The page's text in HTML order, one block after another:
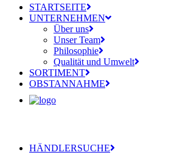
STARTSEITE
UNTERNEHMEN
Über uns
Unser Team
Philosophie
Qualität und Umwelt
SORTIMENT
OBSTANNAHME
HÄNDLERSUCHE